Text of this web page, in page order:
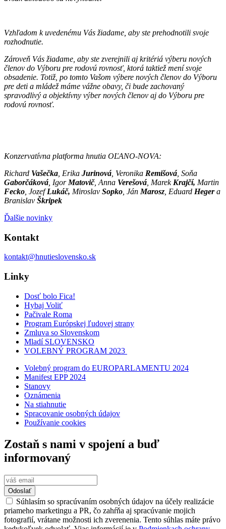
Vzhľadom k uvedenému Vás žiadame, aby ste prehodnotili svoje
rozhodnutie.
Zároveň Vás žiadame, aby ste zverejnili aj kritériá výberu nových
členov do Výboru pre rodovú rovnosť, ktorá taktiež mení svoje
obsadenie. Totiž, po tomto Vašom výbere nových členov do Výboru
pre deti a mládež máme vážne obavy, či bude zachovaný
spravodlivý a objektívny výber nových členov aj do Výboru pre
rodovú rovnosť.
Konzervatívna platforma hnutia OĽANO-NOVA:
Richard Vašečka , Erika Jurinová , Veronika Remišová , Soňa
Gaborčáková , Igor Matovič, Anna Verešová , Marek Krajčí, Martin
Fecko , JozefLukáč, Miroslav Sopko , Ján Marosz , Eduard Hegera
Branislav Škripek
Ďalšie novinky
Kontakt
kontakt@hnutieslovensko.sk
Linky
Dosť bolo Fica!
Hybaj Voliť
Pačivale Roma
Program Európskej ľudovej strany
Zmluva so Slovenskom
Mladí SLOVENSKO
VOLEBNÝ PROGRAM 2023
Volebný program do EUROPARLAMENTU 2024
Manifest EPP 2024
Stanovy
Oznámenia
Na stiahnutie
Spracovanie osobných údajov
Používanie cookies
Zostaň s nami v spojení a buď
informovaný
Odoslať
Súhlasím so spracúvaním osobných údajov na účely realizácie
priameho marketingu a PR, čo zahŕňa aj spracúvanie mojich
fotografií, vrátane možnosti ich zverenenia. Tento súhlas máte právo